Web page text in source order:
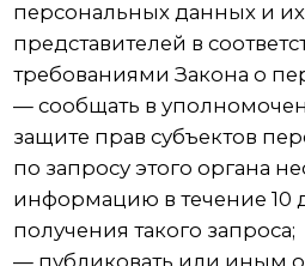
или в судебном порядке
действия или бездействие Оператора
обработке его персональных данных;
— на осуществление иных прав,
предусмотренных законодательством
— предоставлять Оператору
данные о себе;
— сообщать Оператору об уточнении
(обновлении, изменении) своих
данных.
4.3. Лица, передавшие Оператору